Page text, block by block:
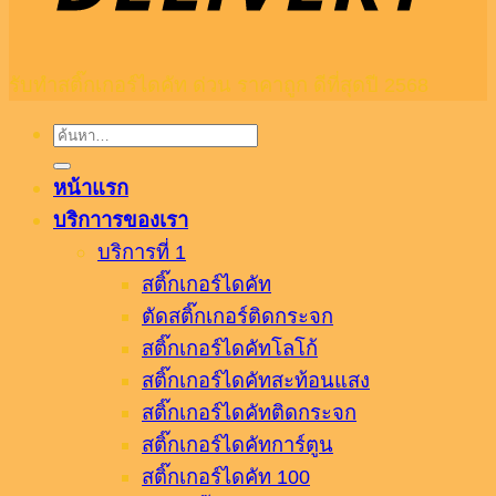
รับทำสติ๊กเกอร์ไดคัท ด่วน ราคาถูก ดีที่สุดปี 2568
ค้นหา:
หน้าแรก
บริกาารของเรา
บริการที่ 1
สติ๊กเกอร์ไดคัท
ตัดสติ๊กเกอร์ติดกระจก
สติ๊กเกอร์ไดคัทโลโก้
สติ๊กเกอร์ไดคัทสะท้อนแสง
สติ๊กเกอร์ไดคัทติดกระจก
สติ๊กเกอร์ไดคัทการ์ตูน
สติ๊กเกอร์ไดคัท 100